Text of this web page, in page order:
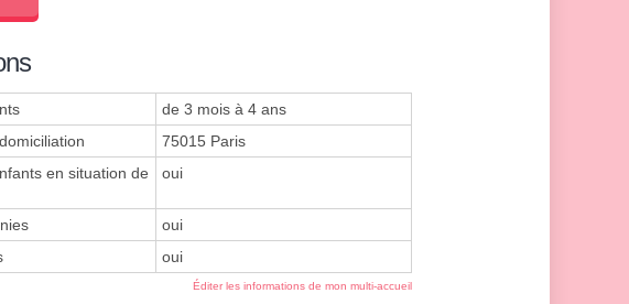
de 3 mois à 4 ans
75015 Paris
en situation de
oui
oui
oui
Éditer les informations de mon multi-accueil